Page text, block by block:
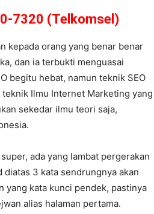
7320 (Telkomsel)
kepada orang yang benar benar
dan ia terbukti menguasai
begitu hebat, namun teknik SEO
Ilmu Internet Marketing yang
sekedar ilmu teori saja,
ada yang lambat pergerakan
3 kata sendrungnya akan
yang kata kunci pendek, pastinya
alias halaman pertama.